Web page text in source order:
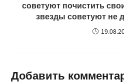
советуют почистить
звезды советуют не
Добавить